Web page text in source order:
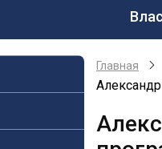
Главная